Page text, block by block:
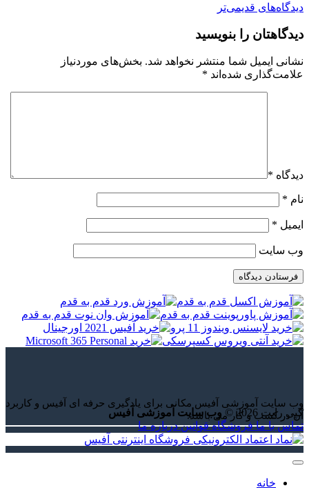
دیدگاه‌های قدیمی‌تر
دیدگاهتان را بنویسید
نشانی ایمیل شما منتشر نخواهد شد. بخش‌های موردنیاز
علامت‌گذاری شده‌اند *
دیدگاه *
نام *
ایمیل *
وب‌ سایت
وب سایت آموزشی آفیس مکانی برای یادگیری حرفه ای آفیس و کاربرد
آن در کسب و کار می باشد.
کپی رایت 2026 ©
وب سایت آموزشی آفیس
تماس با ما فروشگاه قوانین درباره ما
خانه